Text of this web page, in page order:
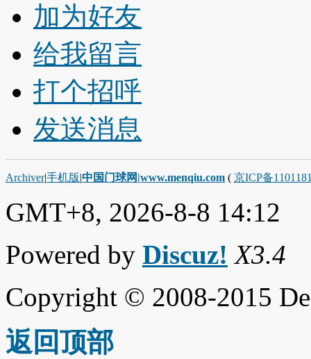
加为好友
给我留言
打个招呼
发送消息
Archiver|手机版|中国门球网|www.menqiu.com ( 京ICP备
GMT+8, 2026-8-8 14:12
Powered by Discuz! X3.4
Copyright © 2008-2015
返回顶部